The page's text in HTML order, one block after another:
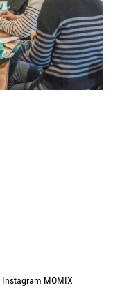
Instagram MOMIX